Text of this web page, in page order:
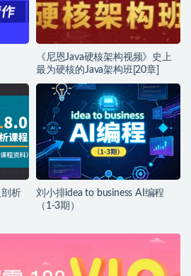
《尼恩Java硬核架构视频》史上
最为硬核的Java架构班[20章]
析
刘小排idea to business AI编程
（1-3期）